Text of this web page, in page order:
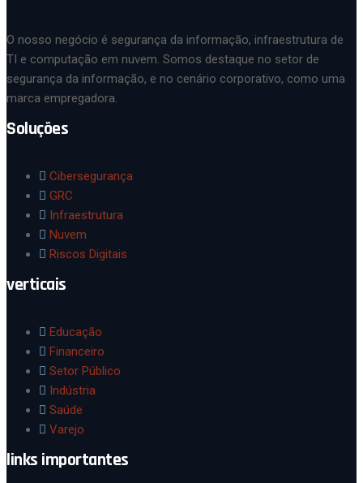
O nosso negócio é segurança da informação, infraestrutura de
TI e computação em nuvem. Somos destaque no setor de
segurança da informação, e no cenário corporativo, como uma
marca empregadora.
Soluções
Cibersegurança
GRC
Infraestrutura
Nuvem
Riscos Digitais
verticais
Educação
Financeiro
Setor Público
Indústria
Saúde
Varejo
links importantes